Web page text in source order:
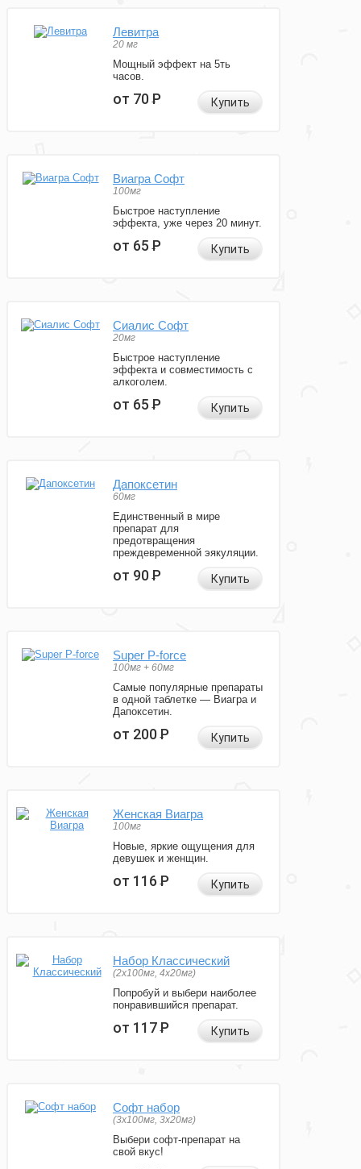
Левитра
20 мг
Мощный эффект на 5ть
часов.
от 70Р Купить
Виагра Софт
100мг
Быстрое наступление
эффекта, уже через 20 минут.
от 65Р Купить
Сиалис Софт
20мг
Быстрое наступление
эффекта и совместимость с
алкоголем.
от 65Р Купить
Дапоксетин
60мг
Единственный в мире
препарат для
предотвращения
преждевременной эякуляции.
от 90Р Купить
Super P-force
100мг + 60мг
Самые популярные препараты
в одной таблетке — Виагра и
Дапоксетин.
от 200Р Купить
Женская Виагра
100мг
Новые, яркие ощущения для
девушек и женщин.
от 116Р Купить
Набор Классический
(2x100мг, 4x20мг)
Попробуй и выбери наиболее
понравившийся препарат.
от 117Р Купить
Софт набор
(3x100мг, 3x20мг)
Выбери софт-препарат на
свой вкус!